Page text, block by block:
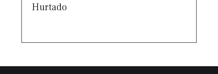
Hurtado